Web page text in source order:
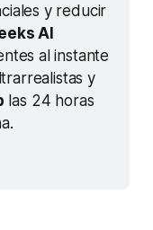
y reducir
AI
al instante
y
las 24 horas